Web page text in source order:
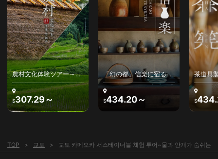
農村文化体験ツアー～日
本の原風景と農村文化を
堪能する
$307.29～
「幻の都」信楽に宿る、
わびさびの美を感じる〜
古来の陶器、最高級銘
茶、茶人との出逢い～
$434.20～
茶道具
アー～
高山の
$
TOP 교토 교토 카메오카 서스테이너블 체험 투어~물과 안개가 숨쉬는